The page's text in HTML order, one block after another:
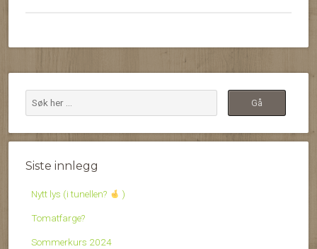
Siste innlegg
Nytt lys (i tunellen? )
Tomatfarge?
Sommerkurs 2024